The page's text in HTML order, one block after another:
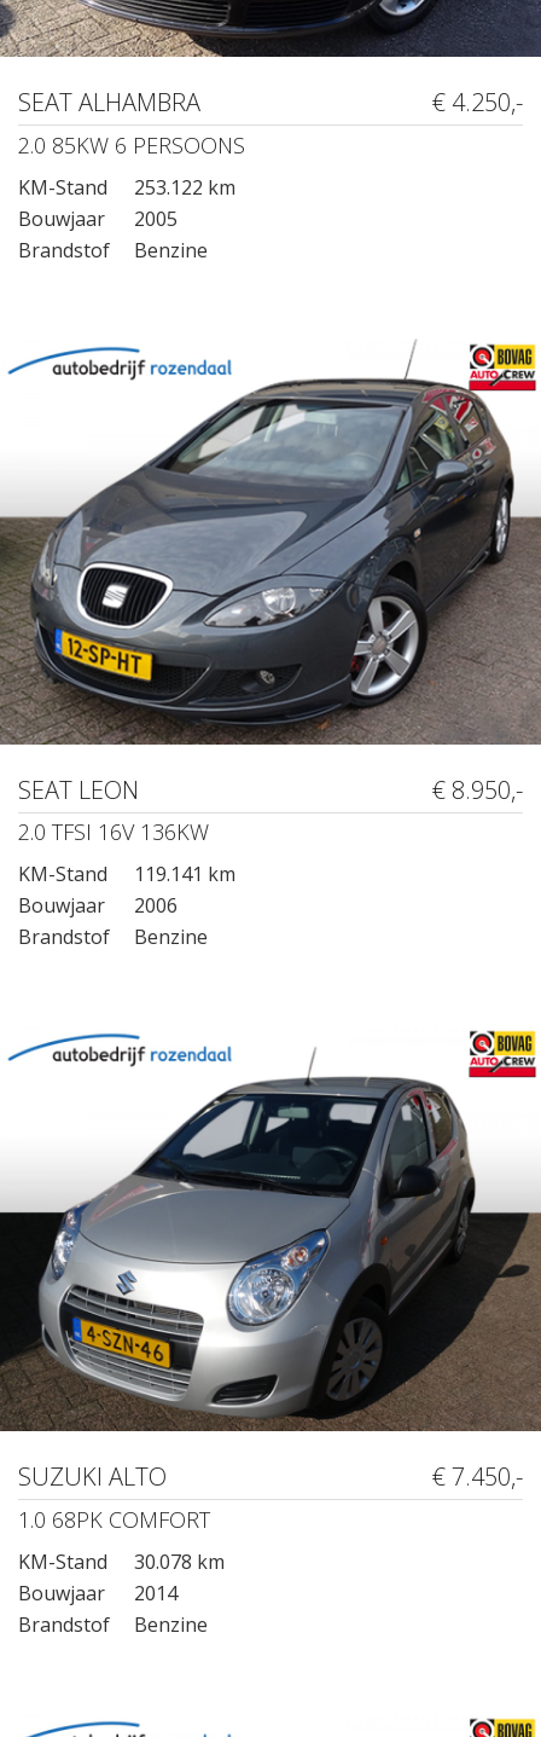
SEAT ALHAMBRA € 4.250,-
2.0 85KW 6 PERSOONS
KM-Stand
253.122 km
Bouwjaar
2005
Brandstof
Benzine
SEAT LEON € 8.950,-
2.0 TFSI 16V 136KW
KM-Stand
119.141 km
Bouwjaar
2006
Brandstof
Benzine
SUZUKI ALTO € 7.450,-
1.0 68PK COMFORT
KM-Stand
30.078 km
Bouwjaar
2014
Brandstof
Benzine